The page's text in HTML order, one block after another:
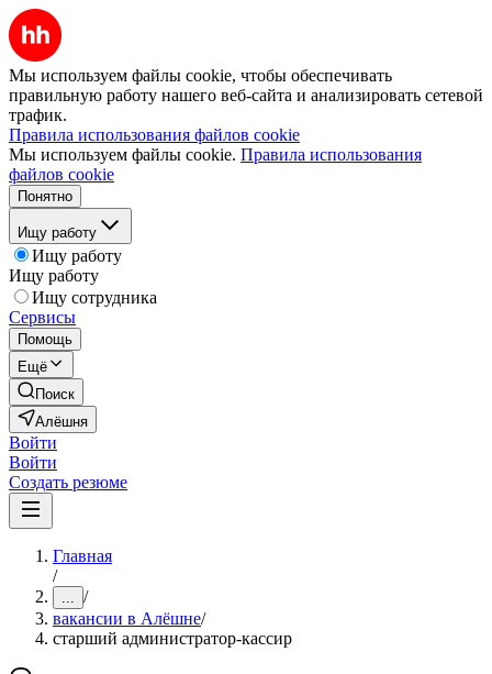
Мы используем файлы cookie, чтобы обеспечивать
правильную работу нашего веб-сайта и анализировать сетевой
трафик.
Правила использования файлов cookie
Мы используем файлы cookie. Правила использования
файлов cookie
Понятно
Ищу работу
Ищу работу
Ищу работу
Ищу сотрудника
Сервисы
Помощь
Ещё
Поиск
Алёшня
Войти
Войти
Создать резюме
Главная
/
... /
вакансии в Алёшне/
старший администратор-кассир